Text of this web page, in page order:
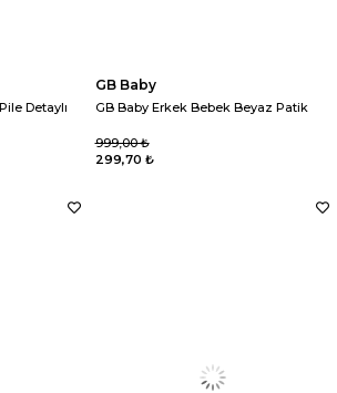
Detaylı
GB Baby
GB Baby Erkek Bebek Beyaz Patik
299,70 ₺
999,00 ₺